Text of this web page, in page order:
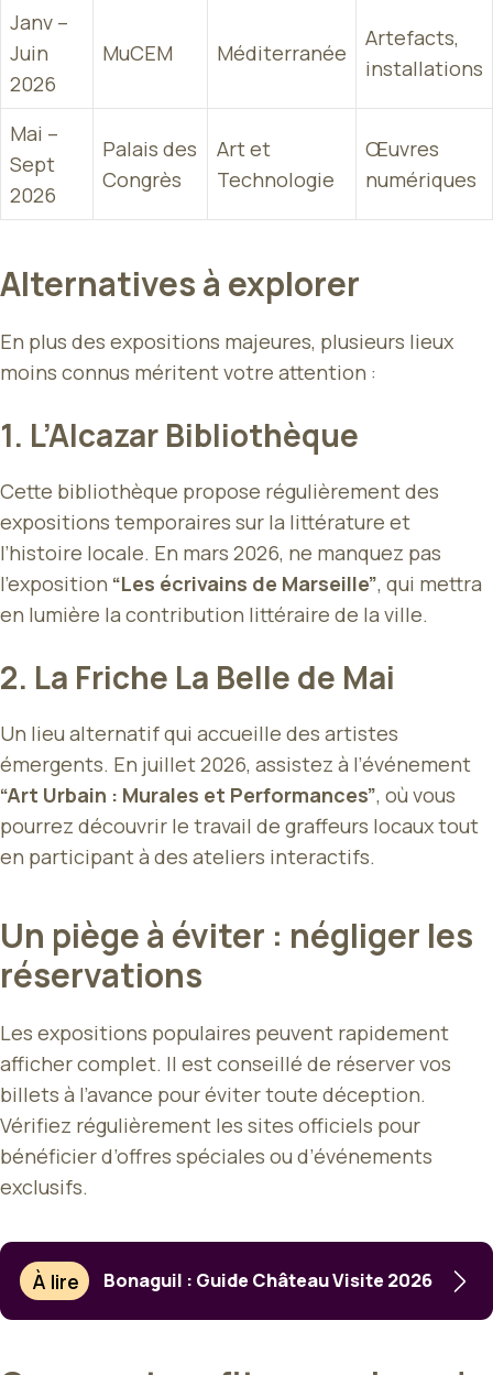
Janv –
Juin
2026
MuCEM Méditerranée
Artefacts,
installations
Mai –
Sept
2026
Palais des
Congrès
Art et
Technologie
Œuvres
numériques
Alternatives à explorer
En plus des expositions majeures, plusieurs lieux
moins connus méritent votre attention :
1. L’Alcazar Bibliothèque
Cette bibliothèque propose régulièrement des
expositions temporaires sur la littérature et
l’histoire locale. En mars 2026, ne manquez pas
l’exposition “Les écrivains de Marseille”, qui mettra
en lumière la contribution littéraire de la ville.
2. La Friche La Belle de Mai
Un lieu alternatif qui accueille des artistes
émergents. En juillet 2026, assistez à l’événement
“Art Urbain : Murales et Performances”, où vous
pourrez découvrir le travail de graffeurs locaux tout
en participant à des ateliers interactifs.
Un piège à éviter : négliger les
réservations
Les expositions populaires peuvent rapidement
afficher complet. Il est conseillé de réserver vos
billets à l’avance pour éviter toute déception.
Vérifiez régulièrement les sites officiels pour
bénéficier d’offres spéciales ou d’événements
exclusifs.
À lire Bonaguil : Guide Château Visite 2026